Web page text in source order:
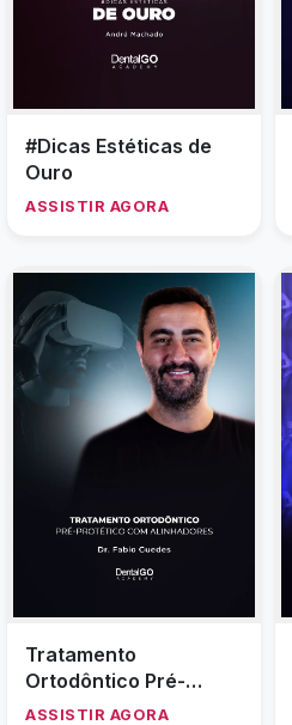
#Dicas Estéticas de
Ouro
ASSISTIR AGORA
Tratamento
Ortodôntico Pré-
Protético com
ASSISTIR AGORA